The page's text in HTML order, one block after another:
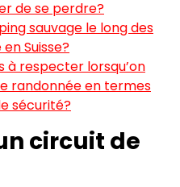
de se perdre?
sauvage le long des
Suisse?
à respecter lorsqu’on
randonnée en termes
sécurité?
circuit de